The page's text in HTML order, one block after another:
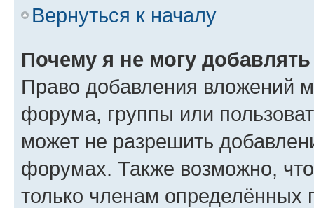
Вернуться к началу
Почему я не могу
Право добавления вложений
форума, группы или
может не разрешить
форумах. Также возможно,
только членам определённых